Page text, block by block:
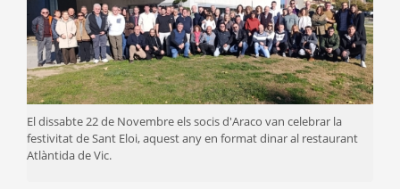
El dissabte 22 de Novembre els socis d'Araco van celebrar la
festivitat de Sant Eloi, aquest any en format dinar al restaurant
Atlàntida de Vic.